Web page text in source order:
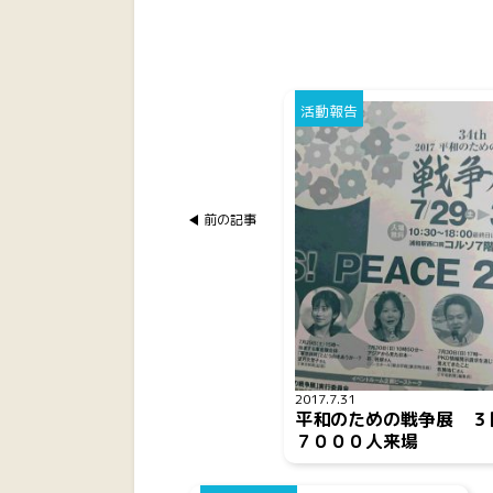
前の記事
2017.7.31
活動報告
平和のための戦争展 ３
７０００人来場